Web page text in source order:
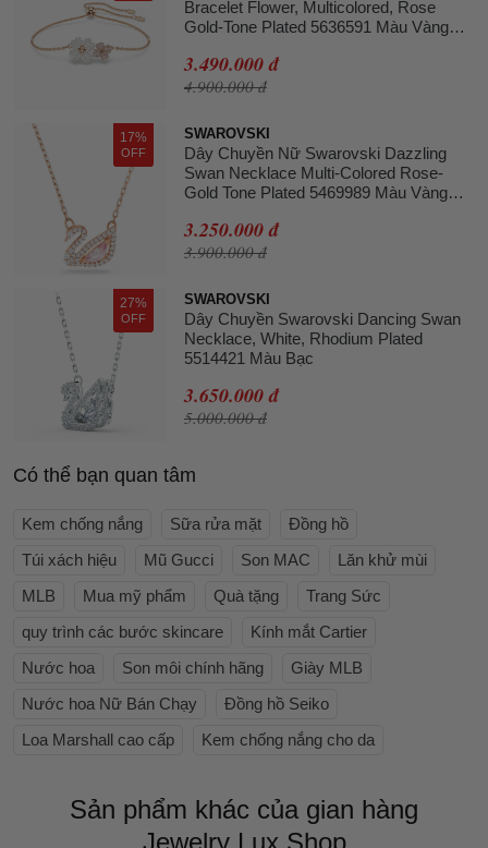
Bracelet Flower, Multicolored, Rose
Gold-Tone Plated 5636591 Màu Vàng
3.490.000 đ
4.900.000 đ
17%
OFF
SWAROVSKI
Dây Chuyền Nữ Swarovski Dazzling
Swan Necklace Multi-Colored Rose-
Gold Tone Plated 5469989 Màu Vàng
3.250.000 đ
3.900.000 đ
27%
OFF
SWAROVSKI
Dây Chuyền Swarovski Dancing Swan
Necklace, White, Rhodium Plated
5514421 Màu Bạc
3.650.000 đ
5.000.000 đ
Có thể bạn quan tâm
Kem chống nắng Sữa rửa mặt
Đồng hồ
Túi xách hiệu
Mũ Gucci Son MAC
Lăn khử mùi
MLB
Mua mỹ phẩm Quà tặng
Trang Sức
quy trình các bước skincare
Kính mắt Cartier
Nước hoa
Son môi chính hãng
Giày MLB
Nước hoa Nữ Bán Chạy
Đồng hồ Seiko
Loa Marshall cao cấp
Kem chống nắng cho da
Sản phẩm khác của gian hàng
Jewelry Lux Shop